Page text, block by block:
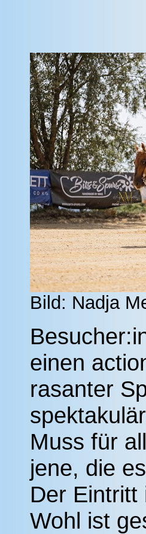
Bild: Nadja
einen
rasanter
Muss für
jene, die
Der Eintritt
Wohl ist